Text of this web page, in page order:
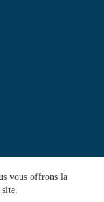
vous offrons la